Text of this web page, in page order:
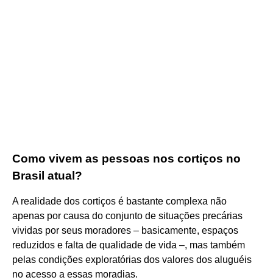
Como vivem as pessoas nos cortiços no
Brasil atual?
A realidade dos cortiços é bastante complexa não
apenas por causa do conjunto de situações precárias
vividas por seus moradores – basicamente, espaços
reduzidos e falta de qualidade de vida –, mas também
pelas condições exploratórias dos valores dos aluguéis
no acesso a essas moradias.